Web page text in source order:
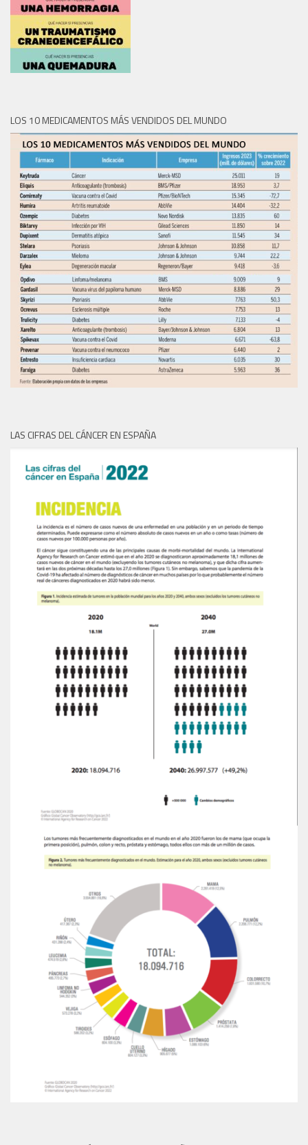
LOS 10 MEDICAMENTOS MÁS VENDIDOS DEL MUNDO
LAS CIFRAS DEL CÁNCER EN ESPAÑA